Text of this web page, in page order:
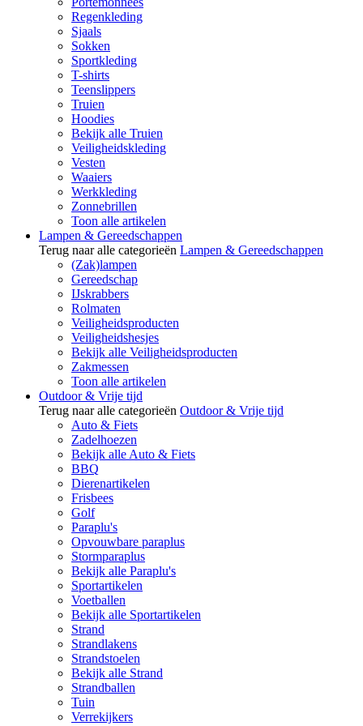
Regenkleding
Sjaals
Sokken
Sportkleding
T-shirts
Teenslippers
Truien
Hoodies
Bekijk alle Truien
Veiligheidskleding
Vesten
Waaiers
Werkkleding
Zonnebrillen
Toon alle artikelen
Lampen & Gereedschappen
Terug naar alle categorieën Lampen & Gereedschappen
(Zak)lampen
Gereedschap
IJskrabbers
Rolmaten
Veiligheidsproducten
Veiligheidshesjes
Bekijk alle Veiligheidsproducten
Zakmessen
Toon alle artikelen
Outdoor & Vrije tijd
Terug naar alle categorieën Outdoor & Vrije tijd
Auto & Fiets
Zadelhoezen
Bekijk alle Auto & Fiets
BBQ
Dierenartikelen
Frisbees
Golf
Paraplu's
Opvouwbare paraplus
Stormparaplus
Bekijk alle Paraplu's
Sportartikelen
Voetballen
Bekijk alle Sportartikelen
Strand
Strandlakens
Strandstoelen
Bekijk alle Strand
Strandballen
Tuin
Verrekijkers